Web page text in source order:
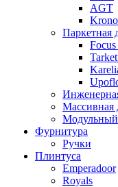
AGT
Паркетная
Массивная
Модульный
Фурнитура
Ручки
Плинтуса
Emperadoor
Royals